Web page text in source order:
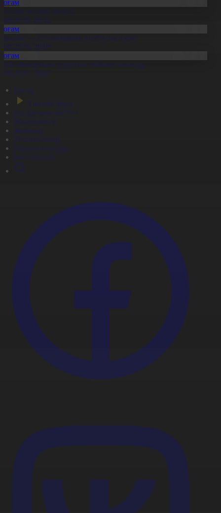
өндіріс өрледі
20:11
— ел дамуының қозғаушы күші
20:09
импортына уақытша тыйым салынды
20:07
Басты
Тікелей эфир
Бағдарлама кестесі
Жаңалықтар
Жобалар
Телехикаялар
Мультсериалдар
Видеоархив